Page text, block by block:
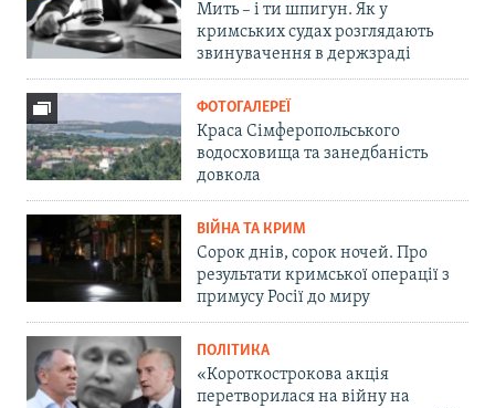
Мить – і ти шпигун. Як у
кримських судах розглядають
звинувачення в держзраді
ФОТОГАЛЕРЕЇ
Краса Сімферопольського
водосховища та занедбаність
довкола
ВІЙНА ТА КРИМ
Сорок днів, сорок ночей. Про
результати кримської операції з
примусу Росії до миру
ПОЛІТИКА
«Короткострокова акція
перетворилася на війну на